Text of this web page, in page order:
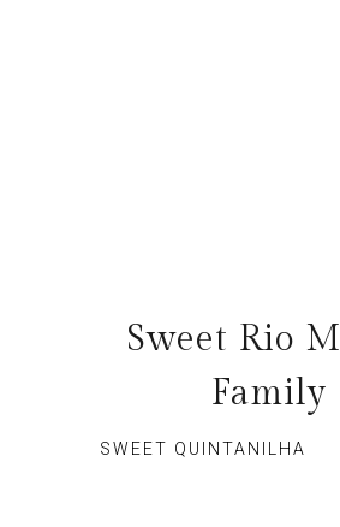
Sweet Rio
Family
SWEET QUINTANILHA